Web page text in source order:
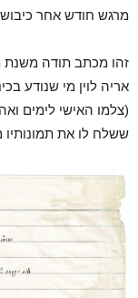
מרגש חודש אחר
אריה לוין מי שנודע
(צלמו האישי לימים
ששלח לו את